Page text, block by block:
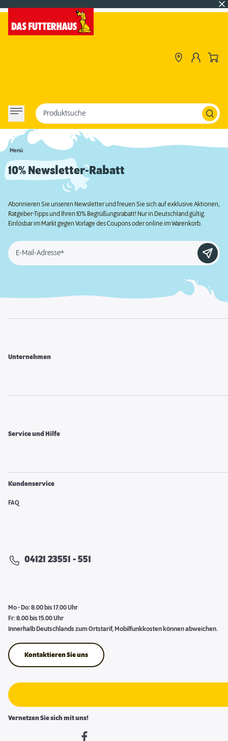
Menü
Produktsuche
10% Newsletter-Rabatt
Abonnieren Sie unseren Newsletter und freuen Sie sich auf exklusive Aktionen,
Ratgeber-Tipps und Ihren 10% Begrüßungsrabatt! Nur in Deutschland gültig.
Einlösbar im Markt gegen Vorlage des Coupons oder online im Warenkorb.
E-Mail-Adresse*
Unternehmen
Service und Hilfe
Kundenservice
FAQ
04121 23551 - 551
Mo - Do: 8.00 bis 17.00 Uhr
Fr: 8.00 bis 15.00 Uhr
Innerhalb Deutschlands zum Ortstarif, Mobilfunkkosten können abweichen.
Kontaktieren Sie uns
Vernetzen Sie sich mit uns!